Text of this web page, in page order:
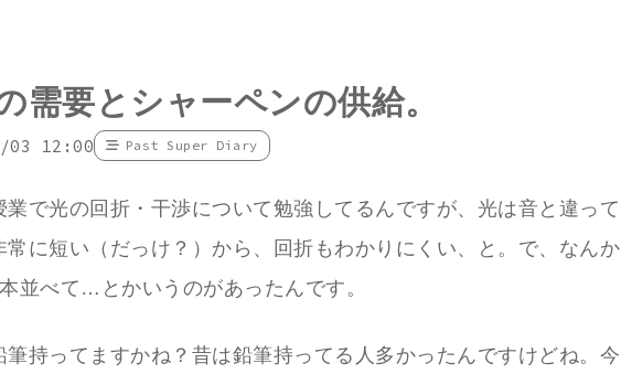
需要とシャーペンの供給。
03 12:00 Past Super Diary
業で光の回折・干渉について勉強してるんですが、光は音と違って
常に短い（だっけ？）から、回折もわかりにくい、と。で、なんか
並べて…とかいうのがあったんです。
筆持ってますかね？昔は鉛筆持ってる人多かったんですけどね。今